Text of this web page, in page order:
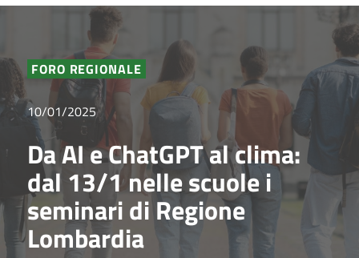
FORO REGIONALE
10/01/2025
Da AI e ChatGPT al clima:
dal 13/1 nelle scuole i
seminari di Regione
Lombardia